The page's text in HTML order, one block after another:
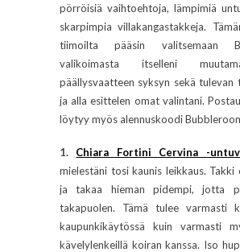
pörröisiä vaihtoehtoja, lämpimiä
skarpimpia villakangastakkeja.
tiimoilta pääsin valitsemaan
valikoimasta itselleni
päällysvaatteen syksyn sekä tulevan
ja alla esittelen omat valintani.
löytyy myös alennuskoodi
1. Chiara Fortini Cervina -
mielestäni tosi kaunis leikkaus. Takki
ja takaa hieman pidempi, jotta
takapuolen. Tämä tulee varmasti
kaupunkikäytössä kuin varmasti
kävelylenkeillä koiran kanssa. Iso